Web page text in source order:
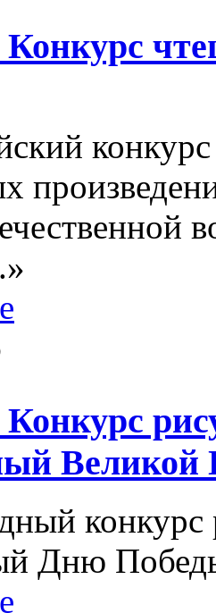
Великой
конкурс
Дню